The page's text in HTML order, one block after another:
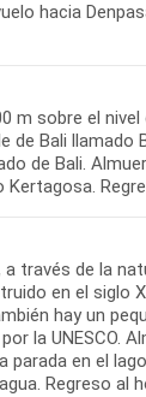
hacia
m sobre el
Bali llamado
de Bali.
través de la
en el siglo
hay un
la UNESCO.
en el
Regreso al